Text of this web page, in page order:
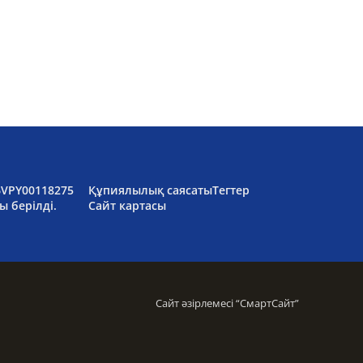
берілді.
Құпиялылық саясатыТегтер
Сайт картасы
Сайт әзірлемесі “СмартСайт”